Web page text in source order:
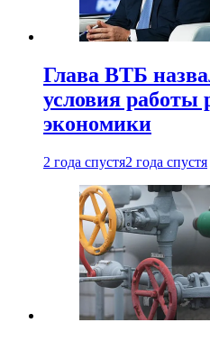
Глава ВТБ
условия работы
экономики
2 года спустя2 года спустя